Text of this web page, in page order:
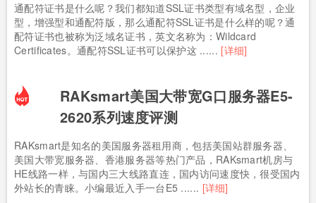
通配符证书是什么呢？我们都知道SSL证书类型有域名型，企业
型，增强型和通配符版，那么通配符SSL证书是什么样的呢？通
配符证书也被称为泛域名证书，英文名称为：Wildcard
Certificates。通配符SSL证书可以保护这 ...... [详细]
RAKsmart美国大带宽G口服务器E5-
2620系列速度评测
RAKsmart是知名的美国服务器租用商，包括美国站群服务器、
美国大带宽服务器、香港服务器等热门产品，RAKsmart机房与
HE线路一样，与国内三大线路直连，国内访问速度快，很受国内
外站长的青睐。小编最近入手一台E5 ...... [详细]